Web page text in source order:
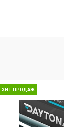
ХИТ ПРОДАЖ